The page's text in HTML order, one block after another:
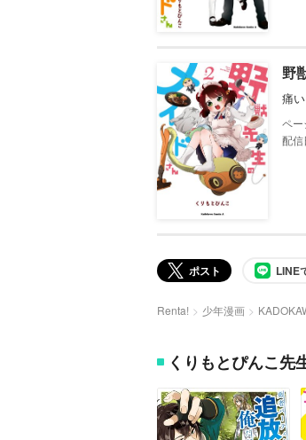
野
痛
配
ポスト LINE
Renta! 少年漫画
くりもとぴんこ先